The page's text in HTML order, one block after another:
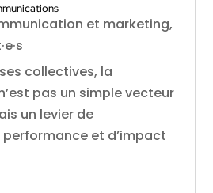
et marketing,
collectives, la
pas un simple vecteur
un levier de
et d’impact